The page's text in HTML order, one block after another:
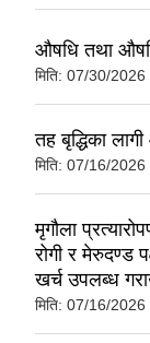
औषधि तथा
मिति: 07/30/2026
तह बृद्धिका
मिति: 07/16/2026
मृगौला
रोगी र मेरुदण्ड
खर्च उपलब्ध
मिति: 07/16/2026